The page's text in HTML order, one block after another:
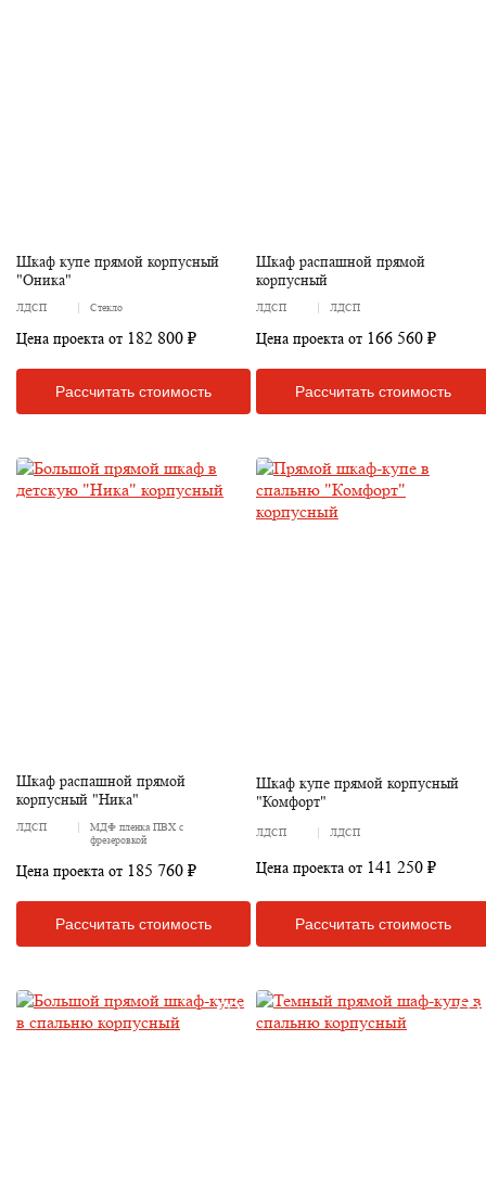
Шкаф купе прямой корпусный
"Оника"
ЛДСП Стекло
Цена проекта от 182 800 ₽
Рассчитать стоимость
Шкаф распашной прямой
корпусный
ЛДСП ЛДСП
Цена проекта от 166 560 ₽
Рассчитать стоимость
Шкаф распашной прямой
корпусный "Ника"
ЛДСП
МДФ пленка ПВХ с
фрезеровкой
Цена проекта от 185 760 ₽
Рассчитать стоимость
Шкаф купе прямой корпусный
"Комфорт"
ЛДСП ЛДСП
Цена проекта от 141 250 ₽
Рассчитать стоимость